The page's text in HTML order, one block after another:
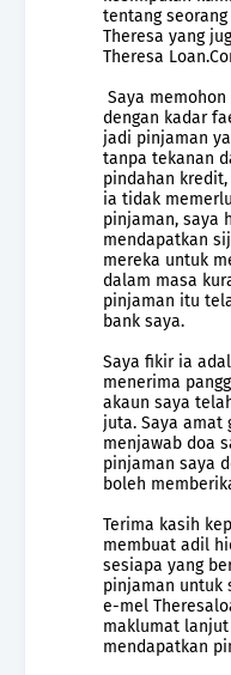
tentang
Theresa yang
Theresa
Saya
dengan kadar
jadi pinjaman
tanpa tekanan
pindahan
ia tidak
pinjaman, saya
mendapatkan
mereka untuk
dalam masa
pinjaman itu
bank saya.
Saya fikir ia
menerima
akaun saya
juta. Saya amat
menjawab doa
pinjaman saya
boleh
Terima kasih
membuat adil
sesiapa yang
pinjaman untuk
e-mel
maklumat
mendapatkan